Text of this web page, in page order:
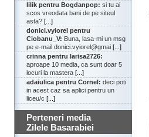
lilik pentru Bogdanpop: si tu ai
scos vreodata bani de pe siteul
asta? [...]
donici.vyiorel pentru
Ciobanu_V: Buna, lasa-mi un msg
pe e-mail donici.vyiorel@gmai [...]
crinna pentru larisa2726:
aproape 10 media, ca sunt doar 5
locuri la mastera [...]
adaiulica pentru Cornel: deci poti
in acest caz sa aplici pentru un
liceu/c [...]
Perteneri media
Zilele Basarabiei